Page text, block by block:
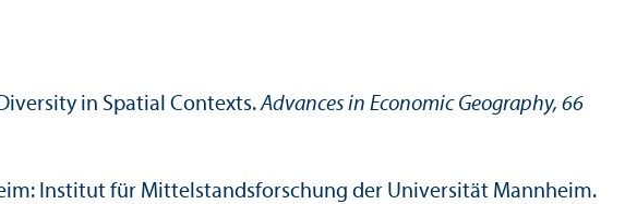
in Spatial Contexts.Advances in Economic Geography, 66
Institut für Mittelstandsforschung der Universität Mannheim.